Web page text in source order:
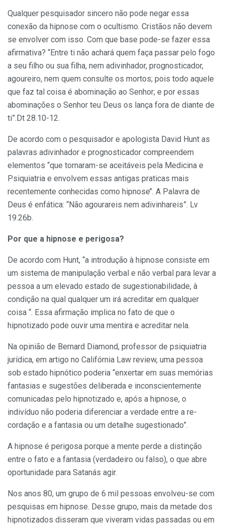
Qualquer pesquisador sincero não pode negar essa
conexão da hipnose com o ocultismo. Cristãos não devem
se envolver com isso. Com que base pode-se fazer essa
afirmativa? “Entre ti não achará quem faça passar pelo fogo
a seu filho ou sua filha, nem adivinhador, prognosticador,
agoureiro, nem quem con­sulte os mortos; pois todo aquele
que faz tal coisa é abominação ao Senhor; e por essas
abominações o Senhor teu Deus os lança fora de diante de
ti”.Dt 28.10-12.
De acordo com o pesquisador e apologista David Hunt as
palavras adivinhador e prognosticador compreendem
elementos “que tornaram-se aceitáveis pela Medicina e
Psiquiatria e envolvem essas antigas praticas mais
recentemente conhecidas como hipno­se’’. A Palavra de
Deus é enfática: “Não agourareis nem adivinhareis”. Lv
19.26b.
Por que a hipnose e perigosa?
De acordo com Hunt, “a introdu­ção à hipnose consiste em
um sistema de manipulação verbal e não verbal para levar a
pessoa a um elevado estado de sugestionabilidade, à
condição na qual qualquer um irá acreditar em qualquer
coisa “. Essa afirmação implica no fato de que o
hipnotizado pode ouvir uma mentira e acreditar nela.
Na opinião de Bernard Diamond, professor de psiquiatria
jurídica, em ar­tigo no Califórnia Law review, uma pessoa
sob estado hipnótico poderia “enxertar em suas memórias
fantasias e sugestões deliberada e inconsciente­mente
comunicadas pelo hipnotizado e, após a hipnose, o
indivíduo não poderia diferenciar a verdade entre a re­
cordação e a fantasia ou um detalhe sugestionado”.
A hipnose é perigosa porque a mente perde a distinção
entre o fato e a fantasia (verdadeiro ou falso), o que abre
oportunidade para Satanás agir.
Nos anos 80, um grupo de 6 mil pessoas envolveu-se com
pesquisas em hipnose. Desse grupo, mais da metade dos
hipnotizados disseram que viveram vidas passadas ou em